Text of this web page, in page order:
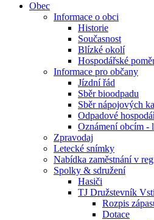
Obec
Informace o obci
Historie
Současnost
Blízké okolí
Hospodářské
Informace pro občany
Jízdní řád
Sběr bioodpadu
Sběr nápojových
Odpadové
Oznámení obcím -
Zpravodaj
Letecké snímky
Nabídka zaměstnání v
Spolky & sdružení
Hasiči
TJ Družstevník
Rozpis
Dotace